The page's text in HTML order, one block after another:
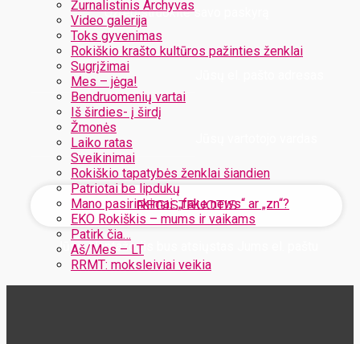
Žurnalistinis Archyvas
Video galerija
Toks gyvenimas
Rokiškio krašto kultūros pažinties ženklai
Sugrįžimai
Mes – jėga!
Bendruomenių vartai
Iš širdies- į širdį
Žmonės
Laiko ratas
Sveikinimai
Rokiškio tapatybės ženklai šiandien
Patriotai be lipdukų
Mano pasirinkimai: „fake news“ ar „zn“?
EKO Rokiškis – mums ir vaikams
Patirk čia…
Aš/Mes – LT
RRMT: moksleiviai veikia
Užregistruokite savo paskyrą
Jūsų slaptažodis bus atsiųstas Jums el. paštu